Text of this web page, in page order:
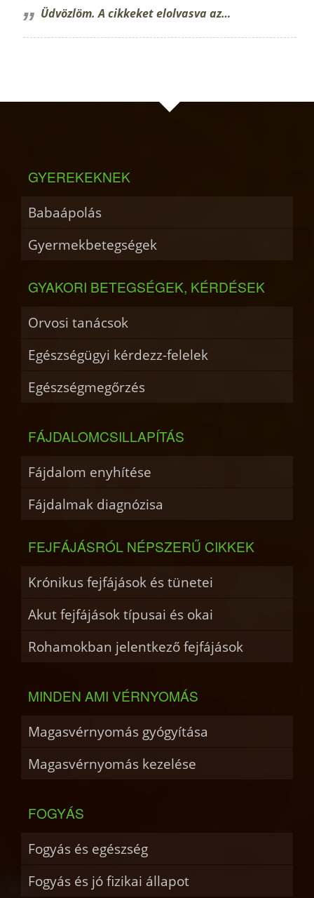
Üdvözlöm. A cikkeket elolvasva az…
GYEREKEKNEK
Babaápolás
Gyermekbetegségek
GYAKORI BETEGSÉGEK, KÉRDÉSEK
Orvosi tanácsok
Egészségügyi kérdezz-felelek
Egészségmegőrzés
FÁJDALOMCSILLAPÍTÁS
Fájdalom enyhítése
Fájdalmak diagnózisa
FEJFÁJÁSRÓL NÉPSZERŰ CIKKEK
Krónikus fejfájások és tünetei
Akut fejfájások típusai és okai
Rohamokban jelentkező fejfájások
MINDEN AMI VÉRNYOMÁS
Magasvérnyomás gyógyítása
Magasvérnyomás kezelése
FOGYÁS
Fogyás és egészség
Fogyás és jó fizikai állapot